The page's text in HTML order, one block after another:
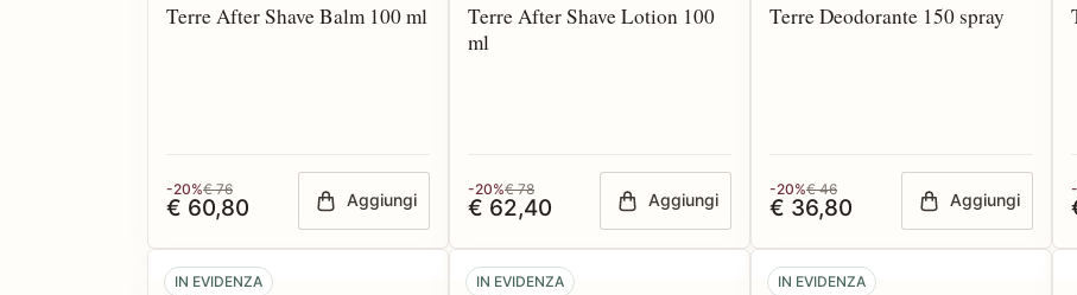
Terre After Shave Balm 100 ml
-20%€ 76
€ 60,80 Aggiungi
Terre After Shave Lotion 100
ml
-20%€ 78
€ 62,40 Aggiungi
Terre Deodorante 150 spray
-20%€ 46
€ 36,80 Aggiungi
IN EVIDENZA
IN EVIDENZA
IN EVIDENZA